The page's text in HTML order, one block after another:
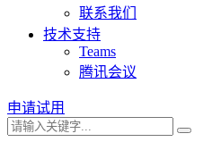
联系我们
技术支持
Teams
腾讯会议
申请试用